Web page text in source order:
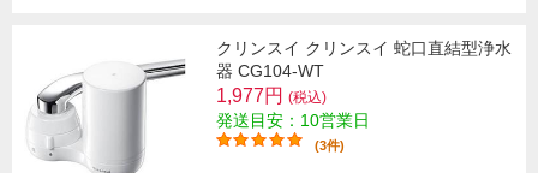
クリンスイ クリンスイ 蛇口直結型浄水
器 CG104-WT
1,977円 (税込)
発送目安：10営業日
(3件)